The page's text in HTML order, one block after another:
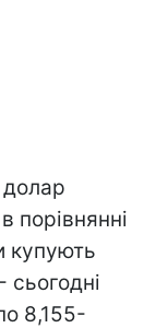
долар
порівнянні
купують
8,155-